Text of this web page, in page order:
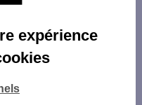
expérience